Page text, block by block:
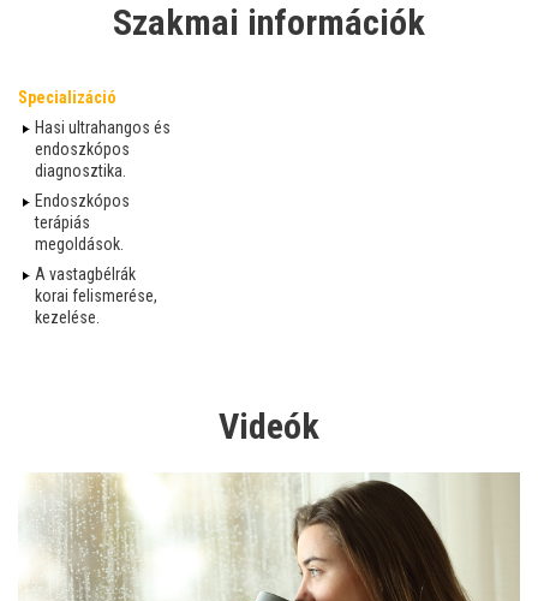
Szakmai információk
Specializáció
Hasi ultrahangos és
endoszkópos
diagnosztika.
Endoszkópos
terápiás
megoldások.
A vastagbélrák
korai felismerése,
kezelése.
Videók